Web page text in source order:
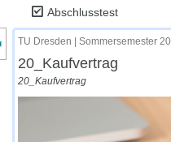
Abschlusstest
des Kursmenüs
TU Dresden | Sommersemester
20_Kaufvertrag
20_Kaufvertrag